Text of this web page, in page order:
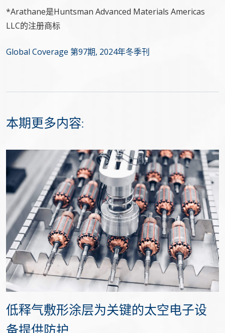
*Arathane是Huntsman Advanced Materials Americas
LLC的注册商标
Global Coverage 第97期, 2024年冬季刊
本期更多内容:
低释气敷形涂层为关键的太空电子设
备提供防护